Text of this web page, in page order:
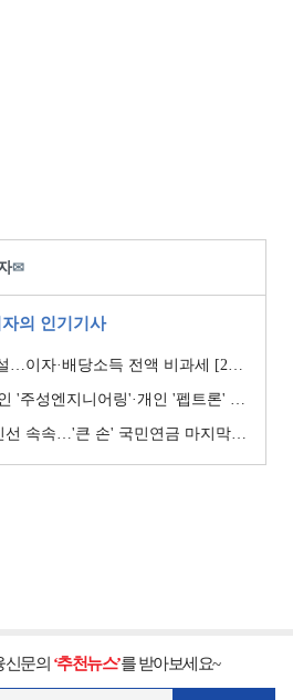
✉
자의 인기기사
배당소득 전액 비과세 [2026 세제개편안]
인 '펩트론' 1위 [주간 코스닥 순매수- 2026년 7월27일~7월31일]
속속…'큰 손' 국민연금 마지막 타자
신문의 ‘추천뉴스’를 받아보세요~